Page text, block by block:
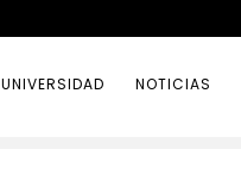
UNIVERSIDAD NOTICIAS